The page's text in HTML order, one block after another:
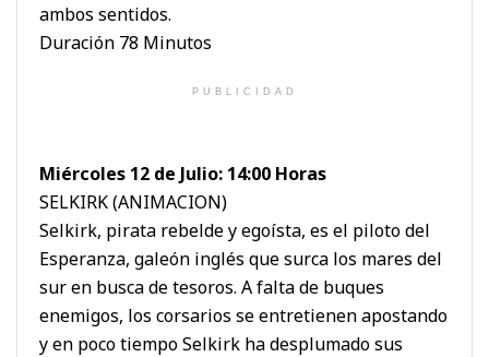
ambos sentidos.
Duración 78 Minutos
PUBLICIDAD
Miércoles 12 de Julio: 14:00 Horas
SELKIRK (ANIMACION)
Selkirk, pirata rebelde y egoísta, es el piloto del
Esperanza, galeón inglés que surca los mares del
sur en busca de tesoros. A falta de buques
enemigos, los corsarios se entretienen apostando
y en poco tiempo Selkirk ha desplumado sus